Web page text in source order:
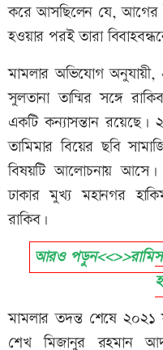
করে আসছিলেন যে, আগের
হওয়ার পরই তারা
মামলার অভিযোগ অনুযায়ী,
সুলতানা তাম্মির সঙ্গে
একটি কন্যাসন্তান রয়েছে।
তামিমার বিয়ের ছবি
বিষয়টি আলোচনায়
ঢাকার মুখ্য মহানগর
রাকিব।
আরও
মামলার তদন্ত শেষে ২০২১
শেখ মিজানুর রহমান